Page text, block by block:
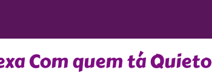
Com quem tá Quieto